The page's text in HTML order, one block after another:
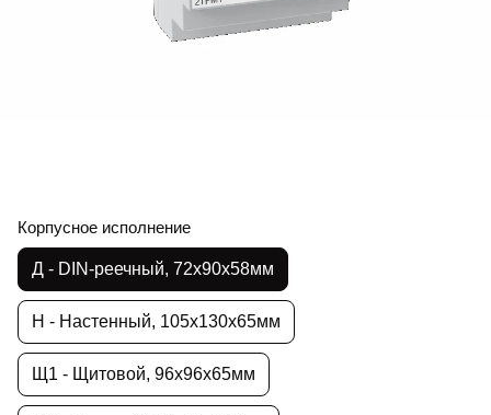
Корпусное исполнение
Д - DIN-реечный, 72х90х58мм
Н - Настенный, 105х130х65мм
Щ1 - Щитовой, 96х96х65мм